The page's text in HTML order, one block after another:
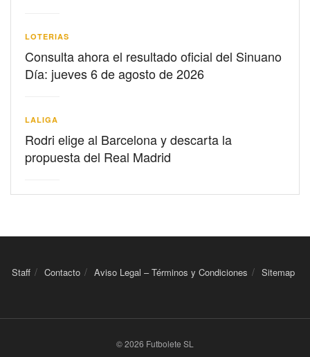
LOTERIAS
Consulta ahora el resultado oficial del Sinuano
Día: jueves 6 de agosto de 2026
LALIGA
Rodri elige al Barcelona y descarta la
propuesta del Real Madrid
Staff Contacto Aviso Legal – Términos y Condiciones Sitemap
© 2026 Futbolete SL